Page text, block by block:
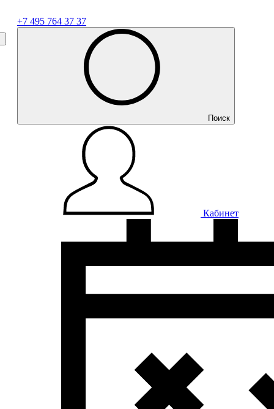
+7 495 764 37 37
Поиск
Кабинет